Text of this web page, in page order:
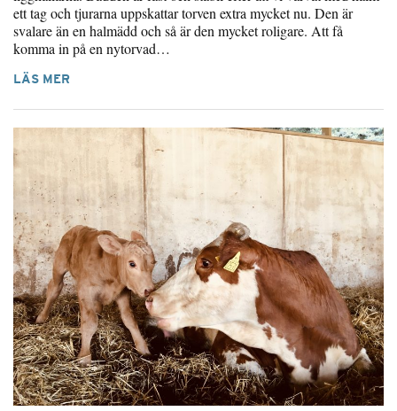
ett tag och tjurarna uppskattar torven extra mycket nu. Den är
svalare än en halmädd och så är den mycket roligare. Att få
komma in på en nytorvad…
LÄS MER